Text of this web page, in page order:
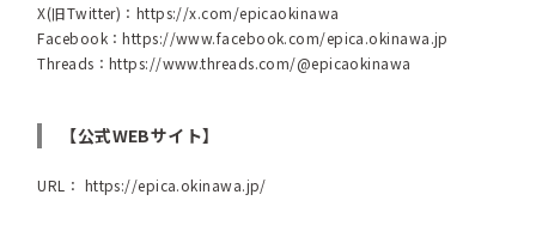
X(旧Twitter)： https://x.com/epicaokinawa
Facebook：https://www.facebook.com/epica.okinawa.jp
Threads： https://www.threads.com/@epicaokinawa
【公式WEBサイト】
URL： https://epica.okinawa.jp/